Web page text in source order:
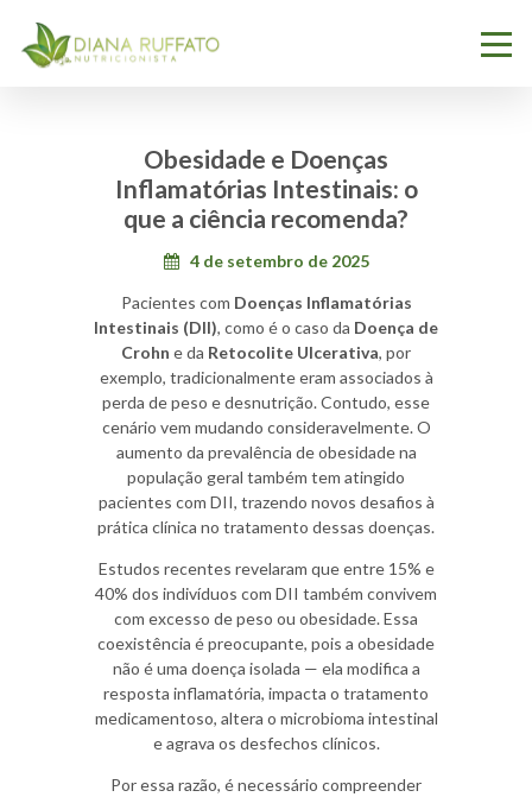
Obesidade e Doenças
Inflamatórias Intestinais: o
que a ciência recomenda?
4 de setembro de 2025
Pacientes com Doenças Inflamatórias
Intestinais (DII), como é o caso da Doença de
Crohn e da Retocolite Ulcerativa, por
exemplo, tradicionalmente eram associados à
perda de peso e desnutrição. Contudo, esse
cenário vem mudando consideravelmente. O
aumento da prevalência de obesidade na
população geral também tem atingido
pacientes com DII, trazendo novos desafios à
prática clínica no tratamento dessas doenças.
Estudos recentes revelaram que entre 15% e
40% dos indivíduos com DII também convivem
com excesso de peso ou obesidade. Essa
coexistência é preocupante, pois a obesidade
não é uma doença isolada — ela modifica a
resposta inflamatória, impacta o tratamento
medicamentoso, altera o microbioma intestinal
e agrava os desfechos clínicos.
Por essa razão, é necessário compreender